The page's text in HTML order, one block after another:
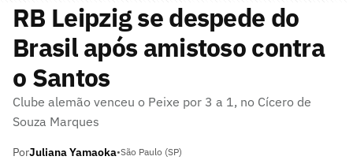
RB Leipzig se despede do
Brasil após amistoso contra
o Santos
Clube alemão venceu o Peixe por 3 a 1, no Cícero de
Souza Marques
PorJuliana Yamaoka•São Paulo (SP)